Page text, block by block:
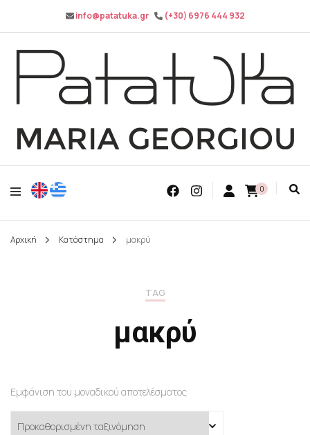
info@patatuka.gr (+30) 6976 444 932
Patatuka
Maria Georgiou
0
Αρχική Κατάστημα μακρύ
TAG
μακρύ
Εμφάνιση του μοναδικού αποτελέσματος